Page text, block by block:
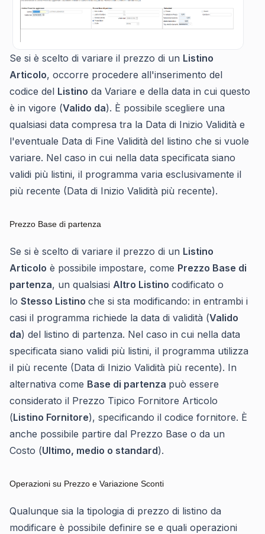
Se si è scelto di variare il prezzo di un Listino
Articolo, occorre procedere all'inserimento del
codice del Listino da Variare e della data in cui questo
è in vigore (Valido da). È possibile scegliere una
qualsiasi data compresa tra la Data di Inizio Validità e
l'eventuale Data di Fine Validità del listino che si vuole
variare. Nel caso in cui nella data specificata siano
validi più listini, il programma varia esclusivamente il
più recente (Data di Inizio Validità più recente).
Prezzo Base di partenza
Se si è scelto di variare il prezzo di un Listino
Articolo è possibile impostare, come Prezzo Base di
partenza, un qualsiasi Altro Listino codificato o
lo Stesso Listino che si sta modificando: in entrambi i
casi il programma richiede la data di validità (Valido
da) del listino di partenza. Nel caso in cui nella data
specificata siano validi più listini, il programma utilizza
il più recente (Data di Inizio Validità più recente). In
alternativa come Base di partenza può essere
considerato il Prezzo Tipico Fornitore Articolo
(Listino Fornitore), specificando il codice fornitore. È
anche possibile partire dal Prezzo Base o da un
Costo (Ultimo, medio o standard).
Operazioni su Prezzo e Variazione Sconti
Qualunque sia la tipologia di prezzo di listino da
modificare è possibile definire se e quali operazioni